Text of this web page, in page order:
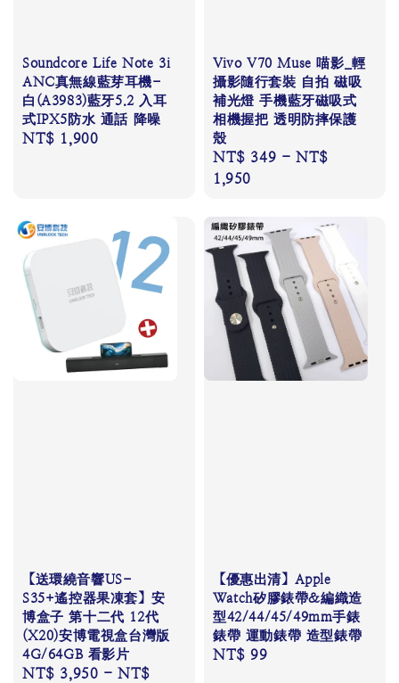
Soundcore Life Note 3i
ANC真無線藍芽耳機-
白(A3983)藍牙5.2 入耳
式IPX5防水 通話 降噪
Regular
NT$ 1,900
Vivo V70 Muse 喵影_輕
攝影隨行套裝 自拍 磁吸
補光燈 手機藍牙磁吸式
相機握把 透明防摔保護
殼
Regular
price
NT$ 349 -NT$
1,950
【送環繞音響US-
S35+遙控器果凍套】安
博盒子 第十二代 12代
(X20)安博電視盒台灣版
4G/64GB 看影片
Regular
NT$ 3,950 -NT$
【優惠出清】Apple
Watch矽膠錶帶&編織造
型42/44/45/49mm手錶
錶帶 運動錶帶 造型錶帶
Regular
NT$ 99